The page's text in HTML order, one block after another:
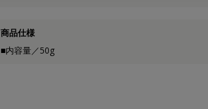
商品仕様
■内容量／50g